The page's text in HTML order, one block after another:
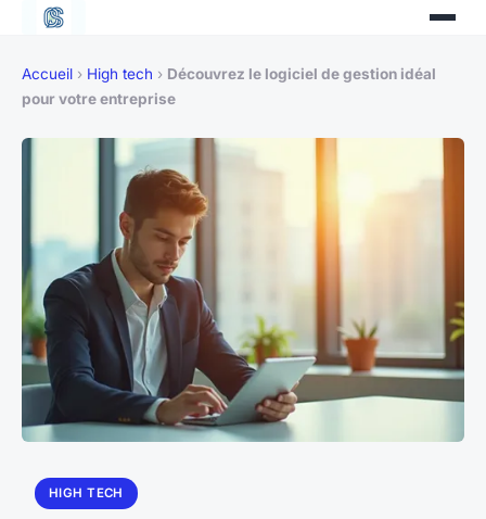
Accueil › High tech › Découvrez le logiciel de gestion idéal
pour votre entreprise
HIGH TECH